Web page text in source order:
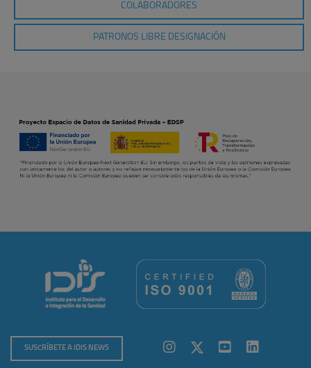
COLABORADORES
PATRONOS LIBRE DESIGNACIÓN
SUSCRÍBETE A IDIS NEWS